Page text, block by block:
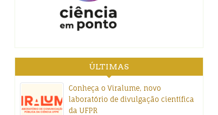
ÚLTIMAS
Conheça o Viralume, novo
laboratório de divulgação científica
da UFPR